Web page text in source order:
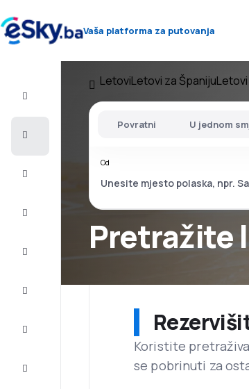
Vaša platforma za putovanja
LetoviLetovi za Španiju
Pretražite
Povratni U jednom
Od
Koristite
se pobrinuti za